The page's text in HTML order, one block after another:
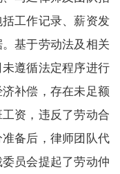
工作记录、薪资发
基于劳动法及相关
遵循法定程序进行
补偿，存在未足额
资，违反了劳动合
备后，律师团队代
员会提起了劳动仲